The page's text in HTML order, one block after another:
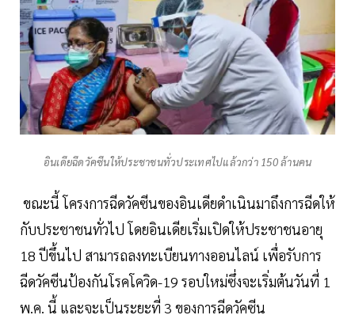
อินเดียฉีดวัคซีนให้ประชาชนทั่วประเทศไปแล้วกว่า 150 ล้านคน
ขณะนี้ โครงการฉีดวัคซีนของอินเดียดำเนินมาถึงการฉีดให้
กับประชาชนทั่วไป โดยอินเดียเริ่มเปิดให้ประชาชนอายุ
18 ปีขึ้นไป สามารถลงทะเบียนทางออนไลน์ เพื่อรับการ
ฉีดวัคซีนป้องกันโรคโควิด-19 รอบใหม่ซึ่งจะเริ่มต้นวันที่ 1
พ.ค. นี้ และจะเป็นระยะที่ 3 ของการฉีดวัคซีน